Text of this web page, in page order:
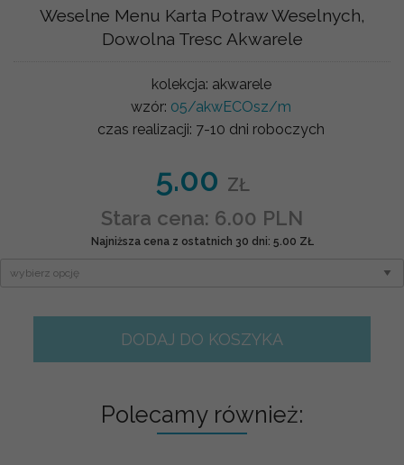
Weselne Menu Karta Potraw Weselnych,
Dowolna Tresc Akwarele
kolekcja: akwarele
wzór: 05/akwECOsz/m
czas realizacji: 7-10 dni roboczych
5.00 ZŁ
Stara cena: 6.00 PLN
Najniższa cena z ostatnich 30 dni: 5.00 ZŁ
DODAJ DO KOSZYKA
Polecamy również: